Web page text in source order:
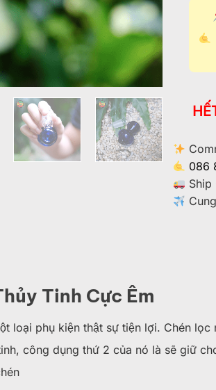
086
Ship
Tinh Cực Êm
loại phụ kiện thật sự tiện lợi. Chén
công dụng thứ 2 của nó là sẽ giữ